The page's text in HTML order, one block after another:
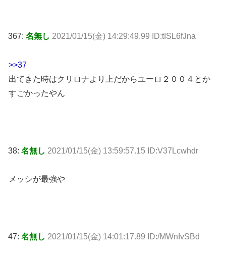
367: 名無し 2021/01/15(金) 14:29:49.99 ID:tISL6fJna
>>37
出てきた時はクリロナより上だからユーロ２００４とか
すごかったやん
38: 名無し 2021/01/15(金) 13:59:57.15 ID:V37Lcwhdr
メッシが最強や
47: 名無し 2021/01/15(金) 14:01:17.89 ID:/MWnIvSBd